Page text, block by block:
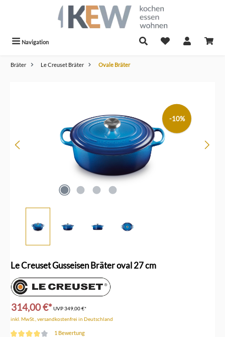
Navigation
Bräter Le Creuset Bräter Ovale Bräter
-10%
Le Creuset Gusseisen Bräter oval 27 cm
314,00 €*UVP349,00 €*
inkl. MwSt., versandkostenfrei in Deutschland
1 Bewertung